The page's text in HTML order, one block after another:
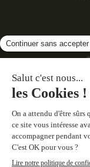
RÉSERVER